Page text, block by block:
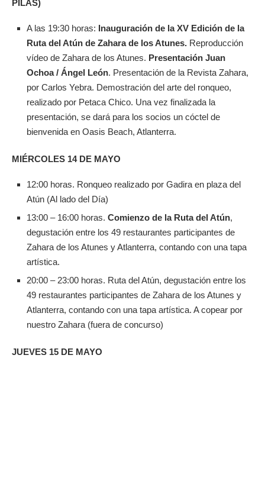
PILAS)
A las 19:30 horas: Inauguración de la XV Edición de la
Ruta del Atún de Zahara de los Atunes. Reproducción
vídeo de Zahara de los Atunes. Presentación Juan
Ochoa / Ángel León. Presentación de la Revista Zahara,
por Carlos Yebra. Demostración del arte del ronqueo,
realizado por Petaca Chico. Una vez finalizada la
presentación, se dará para los socios un cóctel de
bienvenida en Oasis Beach, Atlanterra.
MIÉRCOLES 14 DE MAYO
12:00 horas. Ronqueo realizado por Gadira en plaza del
Atún (Al lado del Día)
13:00 – 16:00 horas. Comienzo de la Ruta del Atún,
degustación entre los 49 restaurantes participantes de
Zahara de los Atunes y Atlanterra, contando con una tapa
artística.
20:00 – 23:00 horas. Ruta del Atún, degustación entre los
49 restaurantes participantes de Zahara de los Atunes y
Atlanterra, contando con una tapa artística. A copear por
nuestro Zahara (fuera de concurso)
JUEVES 15 DE MAYO